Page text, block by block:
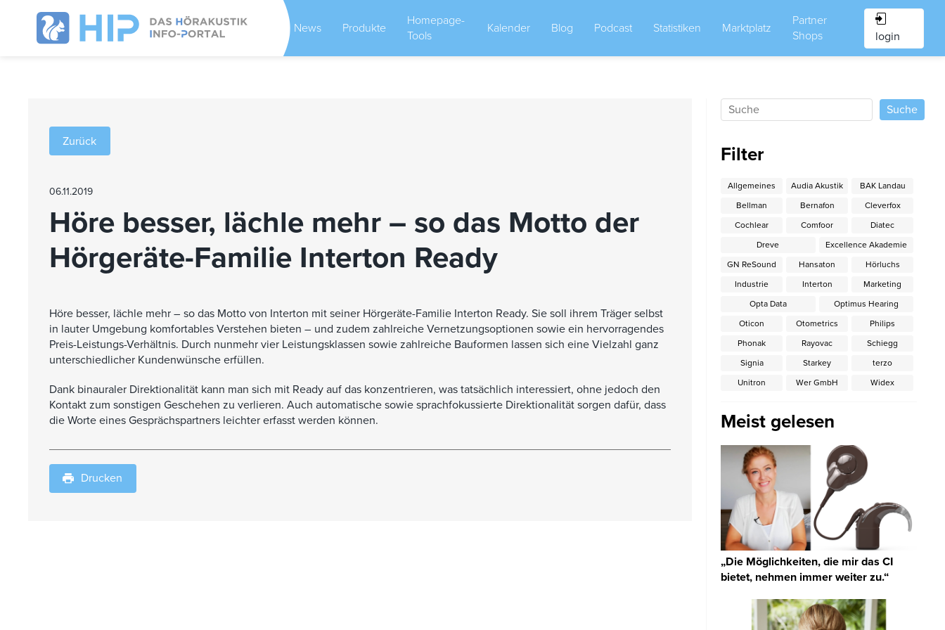
News Produkte
Homepage-
Tools
Kalender Blog Podcast Statistiken Marktplatz
Partner
Shops
login
Zurück
06.11.2019
Höre besser, lächle mehr – so das Motto der
Hörgeräte-Familie Interton Ready
Höre besser, lächle mehr – so das Motto von Interton mit seiner Hörgeräte-Familie Interton Ready. Sie soll ihrem Träger selbst
in lauter Umgebung komfortables Verstehen bieten – und zudem zahlreiche Vernetzungsoptionen sowie ein hervorragendes
Preis-Leistungs-Verhältnis. Durch nunmehr vier Leistungsklassen sowie zahlreiche Bauformen lassen sich eine Vielzahl ganz
unterschiedlicher Kundenwünsche erfüllen.
Dank binauraler Direktionalität kann man sich mit Ready auf das konzentrieren, was tatsächlich interessiert, ohne jedoch den
Kontakt zum sonstigen Geschehen zu verlieren. Auch automatische sowie sprachfokussierte Direktionalität sorgen dafür, dass
die Worte eines Gesprächspartners leichter erfasst werden können.
Drucken
Filter
Allgemeines Audia Akustik
BAK Landau
Bellman
Bernafon
Cleverfox
Cochlear
Comfoor
Diatec
Dreve
Excellence Akademie
GN ReSound
Hansaton
Hörluchs
Industrie
Interton
Marketing
Opta Data
Optimus Hearing
Oticon
Otometrics
Philips
Phonak
Rayovac
Schiegg
Signia
Starkey
terzo
Unitron
Wer GmbH Widex
Meist gelesen
„Die Möglichkeiten, die mir das CI
bietet, nehmen immer weiter zu.“